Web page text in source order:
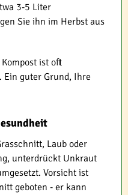
3-5 Liter
Sie ihn im Herbst aus
ist oft
guter Grund, Ihre
Laub oder
unterdrückt Unkraut
Vorsicht ist
geboten - er kann